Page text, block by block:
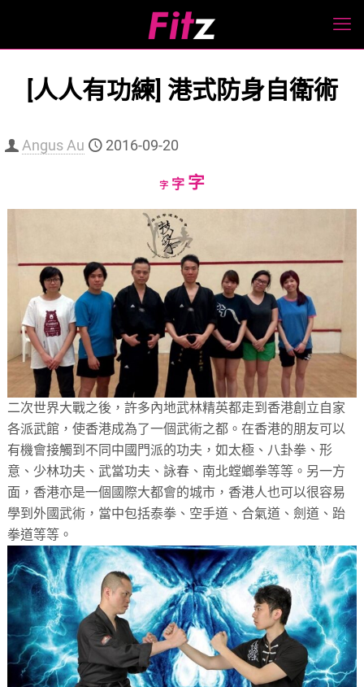
[人人有功練] 港式防身自衛術
Angus Au 2016-09-20
字Decrease
size.
字Reset
size.
字Increase
二次世界大戰之後，許多內地武林精英都走到香港創立自家
各派武館，使香港成為了一個武術之都。在香港的朋友可以
有機會接觸到不同中國門派的功夫，如太極、八卦拳、形
意、少林功夫、武當功夫、詠春、南北螳螂拳等等。另一方
面，香港亦是一個國際大都會的城市，香港人也可以很容易
學到外國武術，當中包括泰拳、空手道、合氣道、劍道、跆
拳道等等。